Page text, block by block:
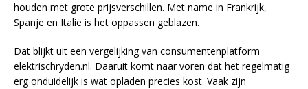
houden met grote prijsverschillen. Met name in Frankrijk,
Spanje en Italië is het oppassen geblazen.
Dat blijkt uit een vergelijking van consumentenplatform
elektrischryden.nl. Daaruit komt naar voren dat het regelmatig
erg onduidelijk is wat opladen precies kost. Vaak zijn